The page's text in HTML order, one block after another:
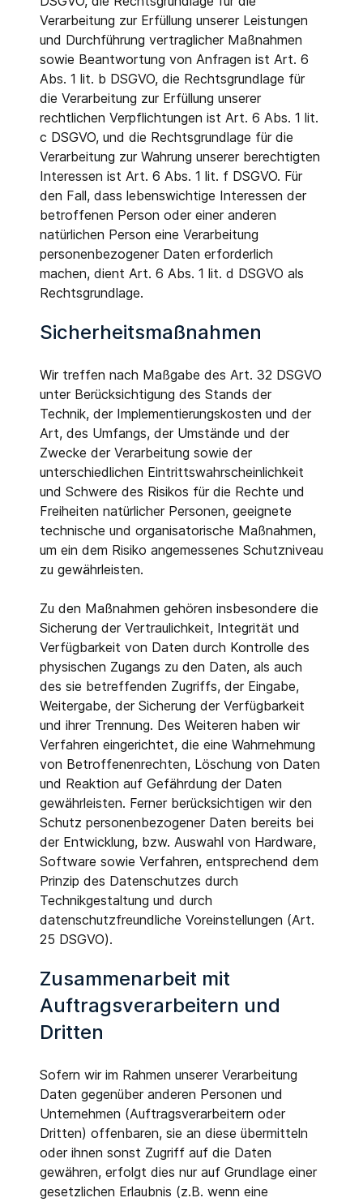
Verarbeitung zur Erfüllung unserer Leistungen
und Durchführung vertraglicher Maßnahmen
sowie Beantwortung von Anfragen ist Art. 6
Abs. 1 lit. b DSGVO, die Rechtsgrundlage für
die Verarbeitung zur Erfüllung unserer
rechtlichen Verpflichtungen ist Art. 6 Abs. 1 lit.
c DSGVO, und die Rechtsgrundlage für die
Verarbeitung zur Wahrung unserer berechtigten
Interessen ist Art. 6 Abs. 1 lit. f DSGVO. Für
den Fall, dass lebenswichtige Interessen der
betroffenen Person oder einer anderen
natürlichen Person eine Verarbeitung
personenbezogener Daten erforderlich
machen, dient Art. 6 Abs. 1 lit. d DSGVO als
Rechtsgrundlage.
Sicherheitsmaßnahmen
Wir treffen nach Maßgabe des Art. 32 DSGVO
unter Berücksichtigung des Stands der
Technik, der Implementierungskosten und der
Art, des Umfangs, der Umstände und der
Zwecke der Verarbeitung sowie der
unterschiedlichen Eintrittswahrscheinlichkeit
und Schwere des Risikos für die Rechte und
Freiheiten natürlicher Personen, geeignete
technische und organisatorische Maßnahmen,
um ein dem Risiko angemessenes Schutzniveau
zu gewährleisten.
Zu den Maßnahmen gehören insbesondere die
Sicherung der Vertraulichkeit, Integrität und
Verfügbarkeit von Daten durch Kontrolle des
physischen Zugangs zu den Daten, als auch
des sie betreffenden Zugriffs, der Eingabe,
Weitergabe, der Sicherung der Verfügbarkeit
und ihrer Trennung. Des Weiteren haben wir
Verfahren eingerichtet, die eine Wahrnehmung
von Betroffenenrechten, Löschung von Daten
und Reaktion auf Gefährdung der Daten
gewährleisten. Ferner berücksichtigen wir den
Schutz personenbezogener Daten bereits bei
der Entwicklung, bzw. Auswahl von Hardware,
Software sowie Verfahren, entsprechend dem
Prinzip des Datenschutzes durch
Technikgestaltung und durch
datenschutzfreundliche Voreinstellungen (Art.
25 DSGVO).
Zusammenarbeit mit
Auftragsverarbeitern und
Dritten
Sofern wir im Rahmen unserer Verarbeitung
Daten gegenüber anderen Personen und
Unternehmen (Auftragsverarbeitern oder
Dritten) offenbaren, sie an diese übermitteln
oder ihnen sonst Zugriff auf die Daten
gewähren, erfolgt dies nur auf Grundlage einer
gesetzlichen Erlaubnis (z.B. wenn eine